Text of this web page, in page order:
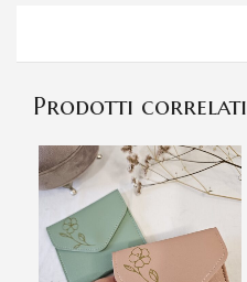
Prodotti correlati